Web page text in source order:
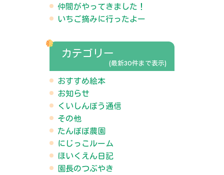
仲間がやってきました！
いちご摘みに行ったよー
カテゴリー
(最新30件まで表示)
おすすめ絵本
お知らせ
くいしんぼう通信
その他
たんぽぽ農園
にじっこルーム
ほいくえん日記
園長のつぶやき